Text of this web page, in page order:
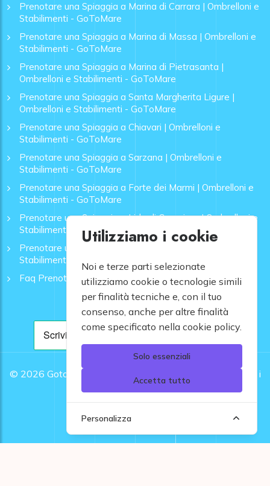
Prenotare una Spiaggia a Marina di Carrara | Ombrelloni e
Stabilimenti - GoToMare
Prenotare una Spiaggia a Marina di Massa | Ombrelloni e
Stabilimenti - GoToMare
Prenotare una Spiaggia a Marina di Pietrasanta |
Ombrelloni e Stabilimenti - GoToMare
Prenotare una Spiaggia a Santa Margherita Ligure |
Ombrelloni e Stabilimenti - GoToMare
Prenotare una Spiaggia a Chiavari | Ombrelloni e
Stabilimenti - GoToMare
Prenotare una Spiaggia a Sarzana | Ombrelloni e
Stabilimenti - GoToMare
Prenotare una Spiaggia a Forte dei Marmi | Ombrelloni e
Stabilimenti - GoToMare
Prenotare una Spiaggia a Lido di Camaiore | Ombrelloni e
Stabilimenti - GoToMare
Prenotare una Spiaggia a Rapallo | Ombrelloni e
Stabilimenti - GoToMare
Faq Prenotazione Spiagge
© 2026 Gotomare srl - Partita IVA 12948810960 .
Tutti i
diritti riservati.
Utilizziamo i cookie
Noi e terze parti selezionate
utilizziamo cookie o tecnologie simili
per finalità tecniche e, con il tuo
consenso, anche per altre finalità
come specificato nella cookie policy.
Solo essenziali
Accetta tutto
Personalizza